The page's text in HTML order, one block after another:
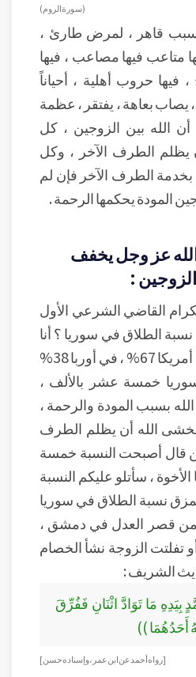
( سورة الروم )
قاهر ، لمرض طارئ ،
متاعب فيها مصاعب ، فيها
فيها حروب أهلية ، أحياناً
بعاهة ، يفتقر ، عظمة
أن الله بين الزوجين ، كل
الطرف الآخر ، وكل
الطرف الآخر فإن لم
المودة يحكمها الرحمة .
عز وجل يخفف
:
القاضي الشرعي الأول
الطلاق في سوريا ؟ أنا
أعلم نسبة الطلاق في أمريكا 67% ، في أوربا 38%
خمسة عشر بالألف ،
بسبب المودة والرحمة ،
الله أن يظلم الطرف
قال أصبحت النسبة خمسة
الأخوة ، سأتلو عليكم النسبة
نسبة الطلاق في سوريا
من قصر العدل في دمشق ،
تفلتت الزوجة نشأ الخصام
الشريف :
مَا تَوَادَّ اثْنَانِ فَفُرِّقَ
أَحَدُهُمَا ))
[رواه أحمد عن ابن عمر ، وإسناده حسن]